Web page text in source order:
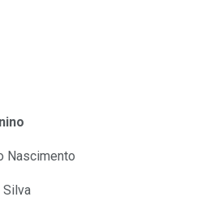
Nascimento
Silva